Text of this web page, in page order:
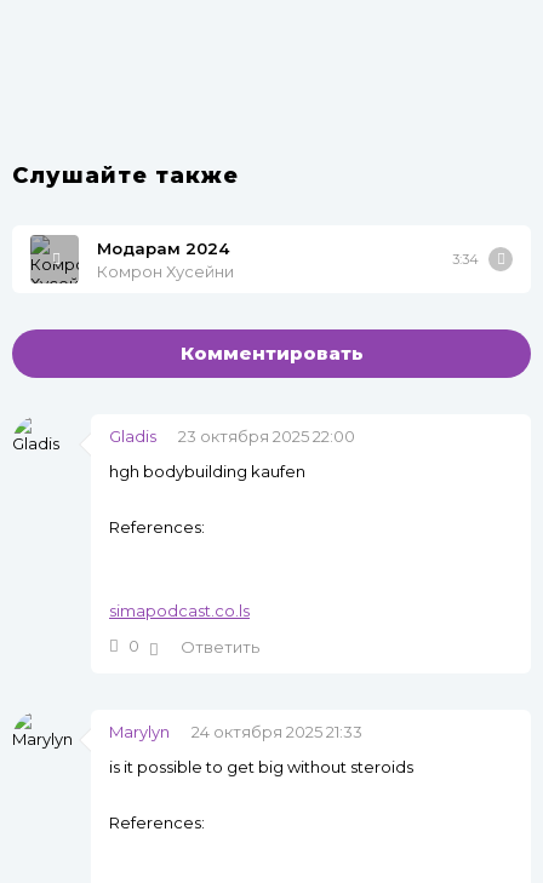
Слушайте также
Модарам 2024
Комрон Хусейни
3:34
Комментировать
Gladis
23 октября 2025 22:00
hgh bodybuilding kaufen
References:
simapodcast.co.ls
0
Ответить
Marylyn
24 октября 2025 21:33
is it possible to get big without steroids
References: